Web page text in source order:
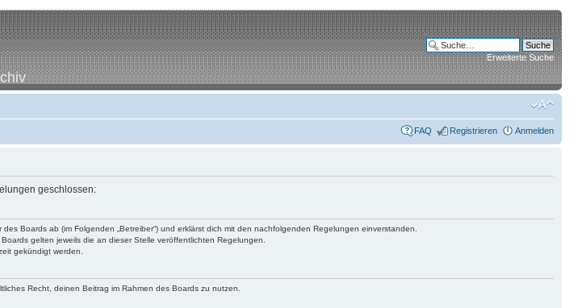
Erweiterte Suche
FAQ Registrieren Anmelden
geschlossen:
Boards ab (im Folgenden „Betreiber“) und erklärst dich mit den nachfolgenden Regelungen einverstanden.
gelten jeweils die an dieser Stelle veröffentlichten Regelungen.
gekündigt werden.
Recht, deinen Beitrag im Rahmen des Boards zu nutzen.